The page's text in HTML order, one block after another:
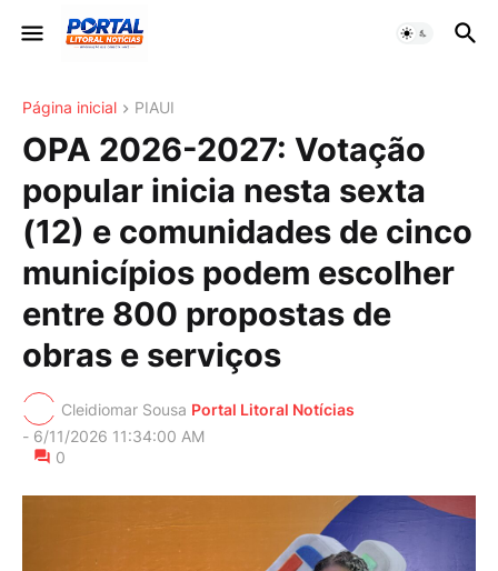
Página inicial PIAUI
OPA 2026-2027: Votação
popular inicia nesta sexta
(12) e comunidades de cinco
municípios podem escolher
entre 800 propostas de
obras e serviços
Cleidiomar Sousa Portal Litoral Notícias
- 6/11/2026 11:34:00 AM
0